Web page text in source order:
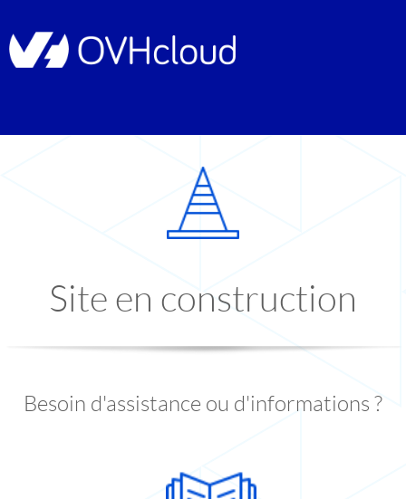
Site en construction
Besoin d'assistance ou d'informations ?